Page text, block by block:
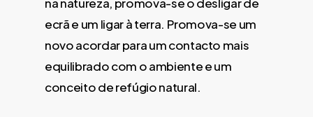
ecrã e um ligar à terra. Promova-se um
novo acordar para um contacto mais
equilibrado com o ambiente e um
conceito de refúgio natural.